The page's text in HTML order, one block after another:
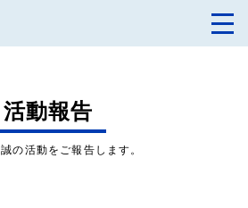
活動報告
の活動をご報告します。